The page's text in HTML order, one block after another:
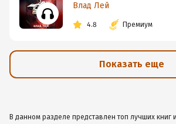
Влад Лей
4.8 Премиум
Показать еще
В данном разделе представлен топ лучших книг